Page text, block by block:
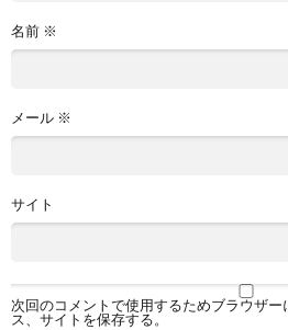
名前 ※
メール ※
サイト
次回のコメントで使用するためブラウザ
ス、サイトを保存する。